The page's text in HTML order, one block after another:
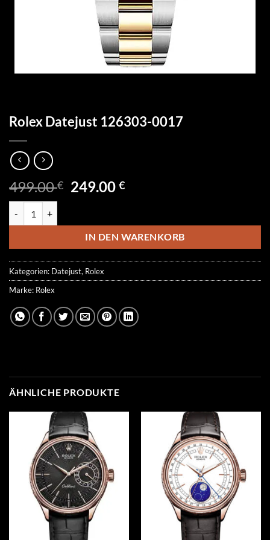
Rolex Datejust 126303-0017
499.00€ Ursprünglicher
499.00 €
249.00€Aktueller
249.00 €.
IN DEN WARENKORB
Kategorien: Datejust, Rolex
Marke: Rolex
ÄHNLICHE PRODUKTE